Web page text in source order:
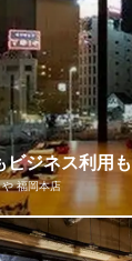
ビジネス利用
福岡本店
博多やまや」だ